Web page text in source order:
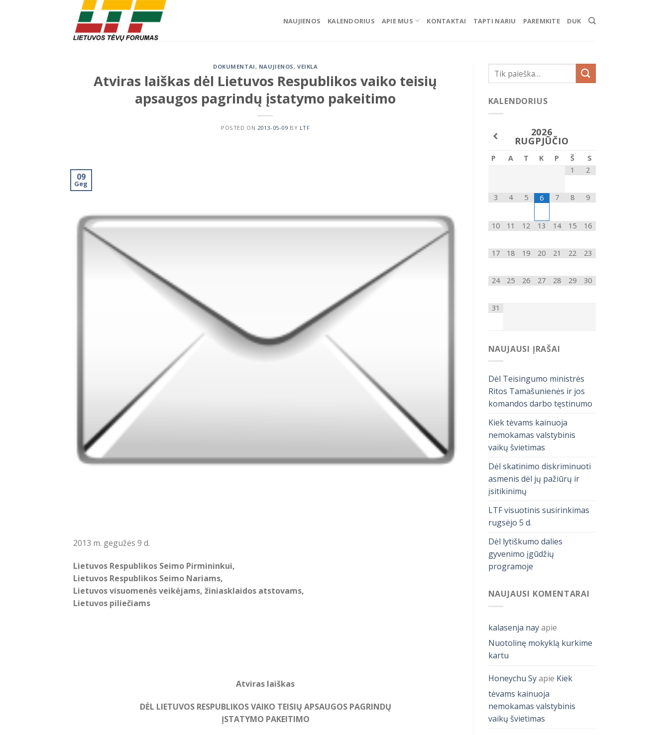
NAUJIENOS KALENDORIUS APIE MUS KONTAKTAI TAPTI NARIU PAREMKITE DUK
DOKUMENTAI, NAUJIENOS,VEIKLA
Atviras laiškas dėl Lietuvos Respublikos vaiko teisių
apsaugos pagrindų įstatymo pakeitimo
POSTED ON 2013-05-09 BY LTF
09
Geg
2013 m. gegužės 9 d.
Lietuvos Respublikos Seimo Pirmininkui,
Lietuvos Respublikos Seimo Nariams,
Lietuvos visuomenės veikėjams, žiniasklaidos atstovams,
Lietuvos piliečiams
Atviras laiškas
DĖL LIETUVOS RESPUBLIKOS VAIKO TEISIŲ APSAUGOS PAGRINDŲ
ĮSTATYMO PAKEITIMO
KALENDORIUS
2026
RUGPJŪČIO
P A T K P Š
S
1
2
3 4 5 6 7 8 9
10 11 12 13 14 15 16
17 18 19 20 21 22 23
24 25 26 27 28 29 30
31
NAUJAUSI ĮRAŠAI
Dėl Teisingumo ministrės
Ritos Tamašunienės ir jos
komandos darbo tęstinumo
Kiek tėvams kainuoja
nemokamas valstybinis
vaikų švietimas
Dėl skatinimo diskriminuoti
asmenis dėl jų pažiūrų ir
įsitikinimų
LTF visuotinis susirinkimas
rugsėjo 5 d.
Dėl lytiškumo dalies
gyvenimo įgūdžių
programoje
NAUJAUSI KOMENTARAI
kalasenja nayapie
Nuotolinę mokyklą kurkime
kartu
Honeychu Syapie Kiek
tėvams kainuoja
nemokamas valstybinis
vaikų švietimas